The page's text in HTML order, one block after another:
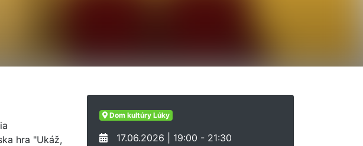
hra "Ukáž,
Dom kultúry Lúky
17.06.2026 | 19:00 - 21:30